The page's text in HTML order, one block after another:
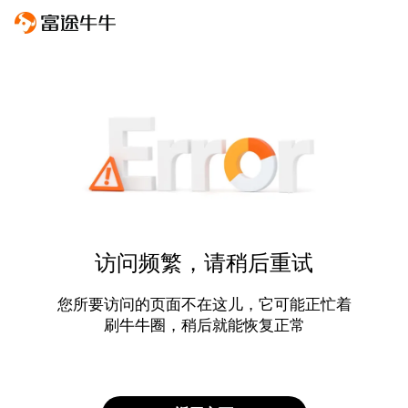
访问频繁，请稍后重试
您所要访问的页面不在这儿，它可能正忙着
刷牛牛圈，稍后就能恢复正常